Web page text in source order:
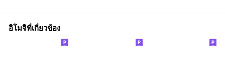
อิโมจิที่เกี่ยวข้อง